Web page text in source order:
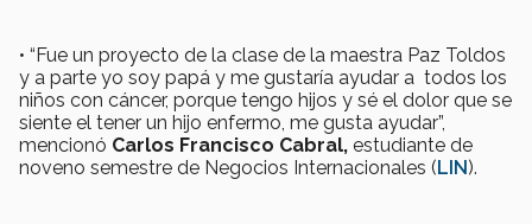
• “Fue un proyecto de la clase de la maestra Paz Toldos
y a parte yo soy papá y me gustaría ayudar a todos los
niños con cáncer, porque tengo hijos y sé el dolor que se
siente el tener un hijo enfermo, me gusta ayudar”,
mencionó Carlos Francisco Cabral, estudiante de
noveno semestre de Negocios Internacionales (LIN ).